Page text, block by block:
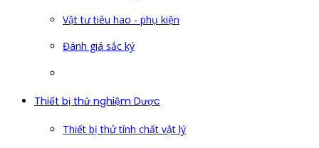
Vật tư tiêu hao - phụ kiện
Đánh giá sắc ký
Thiết bị thử nghiệm Dược
Thiết bị thử tính chất vật lý